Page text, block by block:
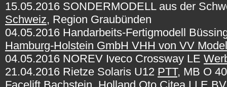
15.05.2016 SONDERMODELL aus der
Schweiz, Region Graubünden
04.05.2016 Handarbeits-Fertigmodell
Hamburg-Holstein GmbH VHH von VV Model
04.05.2016 NOREV Iveco Crossway LE
21.04.2016 Rietze Solaris U12 PTT, MB O